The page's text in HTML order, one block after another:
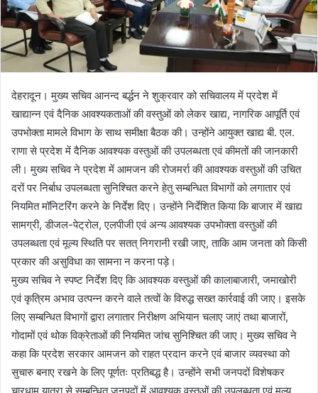
l
देहरादून। मुख्य सचिव आनन्द बर्द्धन ने शुक्रवार को सचिवालय में प्रदेश में
खाद्यान्न एवं दैनिक आवश्यकताओं की वस्तुओं को लेकर खाद्य, नागरिक आपूर्ति एवं
उपभोक्ता मामले विभाग के साथ समीक्षा बैठक की। उन्होंने आयुक्त खाद्य बी. एल.
राणा से प्रदेश में दैनिक आवश्यक वस्तुओं की उपलब्धता एवं कीमतों की जानकारी
ली। मुख्य सचिव ने प्रदेश में आमजन की रोजमर्रा की आवश्यक वस्तुओं की उचित
दरों पर निर्बाध उपलब्धता सुनिश्चित करने हेतु सम्बन्धित विभागों को लगातार एवं
नियमित मॉनिटरिंग करने के निर्देश दिए। उन्होंने निर्देशित किया कि बाजार में खाद्य
सामग्री, डीजल-पेट्रोल, एलपीजी एवं अन्य आवश्यक उपभोक्ता वस्तुओं की
उपलब्धता एवं मूल्य स्थिति पर सतत् निगरानी रखी जाए, ताकि आम जनता को किसी
प्रकार की असुविधा का सामना न करना पड़े।
मुख्य सचिव ने स्पष्ट निर्देश दिए कि आवश्यक वस्तुओं की कालाबाजारी, जमाखोरी
एवं कृत्रिम अभाव उत्पन्न करने वाले तत्वों के विरुद्ध सख्त कार्रवाई की जाए। इसके
लिए सम्बन्धित विभागों द्वारा लगातार निरीक्षण अभियान चलाए जाएं तथा बाजारों,
गोदामों एवं थोक विक्रेताओं की नियमित जांच सुनिश्चित की जाए। मुख्य सचिव ने
कहा कि प्रदेश सरकार आमजन को राहत प्रदान करने एवं बाजार व्यवस्था को
सुचारु बनाए रखने के लिए पूर्णतः प्रतिबद्ध है। उन्होंने सभी जनपदों विशेषकर